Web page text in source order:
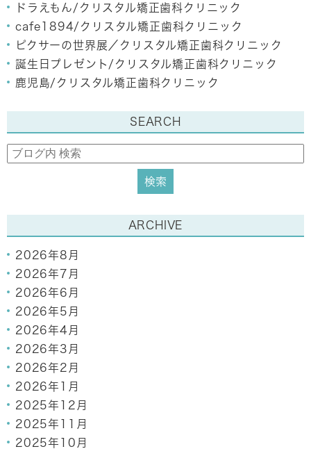
ドラえもん/クリスタル矯正歯科クリニック
cafe1894/クリスタル矯正歯科クリニック
ピクサーの世界展／クリスタル矯正歯科クリニック
誕生日プレゼント/クリスタル矯正歯科クリニック
鹿児島/クリスタル矯正歯科クリニック
SEARCH
ARCHIVE
2026年8月
2026年7月
2026年6月
2026年5月
2026年4月
2026年3月
2026年2月
2026年1月
2025年12月
2025年11月
2025年10月